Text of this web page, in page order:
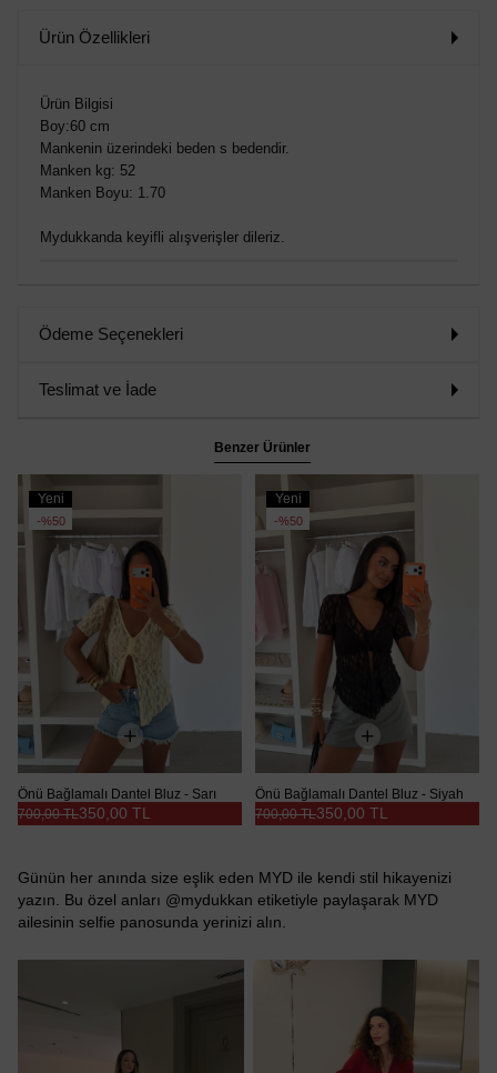
Ürün Özellikleri
Ürün Bilgisi
Boy:60 cm
Mankenin üzerindeki beden s bedendir.
Manken kg: 52
Manken Boyu: 1.70
Mydukkanda keyifli alışverişler dileriz.
Ödeme Seçenekleri
Teslimat ve İade
Benzer Ürünler
Yeni
Ürün
%50
Önü Bağlamalı Dantel Bluz - Sarı
350,00 TL
700,00 TL
Yeni
Ürün
%50
Önü Bağlamalı Dantel Bluz - Siyah
350,00 TL
700,00 TL
Günün her anında size eşlik eden MYD ile kendi stil hikayenizi
yazın. Bu özel anları @mydukkan etiketiyle paylaşarak MYD
ailesinin selfie panosunda yerinizi alın.